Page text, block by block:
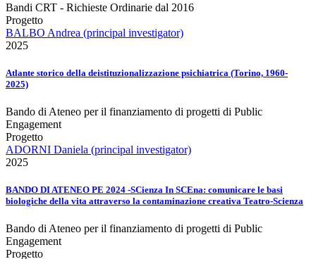
Bandi CRT - Richieste Ordinarie dal 2016
Progetto
BALBO Andrea (principal investigator)
2025
Atlante storico della deistituzionalizzazione psichiatrica (Torino, 1960-
2025)
Bando di Ateneo per il finanziamento di progetti di Public
Engagement
Progetto
ADORNI Daniela (principal investigator)
2025
BANDO DI ATENEO PE 2024 -SCienza In SCEna: comunicare le basi
biologiche della vita attraverso la contaminazione creativa Teatro-Scienza
Bando di Ateneo per il finanziamento di progetti di Public
Engagement
Progetto